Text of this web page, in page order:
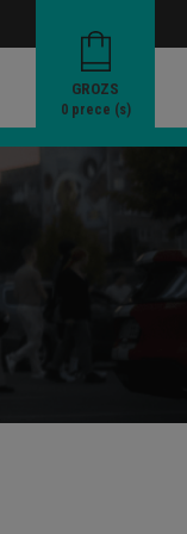
GROZS
0prece (s)